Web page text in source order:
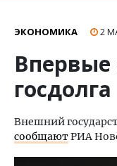
ЭКОНОМИКА 2
Впервые
Внешний
сообщаютРИА